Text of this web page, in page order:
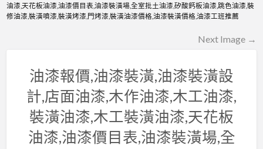
油漆,天花板油漆,油漆價目表,油漆裝潢場,全室批土油漆,矽酸鈣板油漆,跳色油漆,裝
修油漆,裝潢噴漆,裝潢烤漆,門烤漆,裝潢油漆價格,油漆裝潢價格,油漆工班推薦
Next Image →
油漆報價,油漆裝潢,油漆裝潢設
計,店面油漆,木作油漆,木工油漆,
裝潢油漆,木工裝潢油漆,天花板
油漆,油漆價目表,油漆裝潢場,全